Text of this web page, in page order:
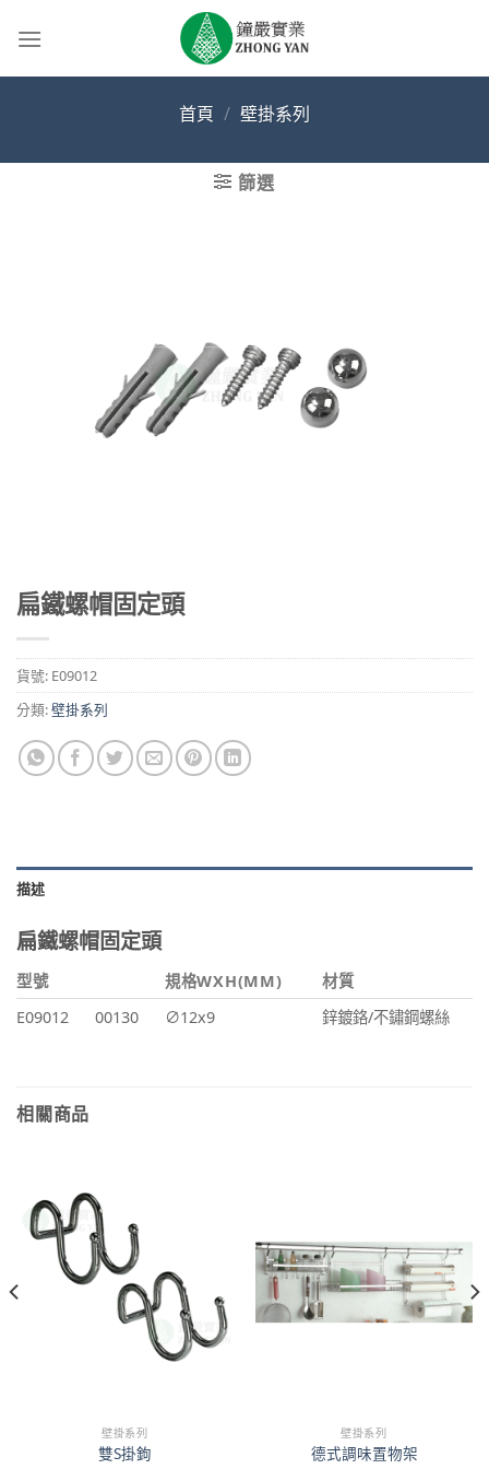
首頁 / 壁掛系列
篩選
扁鐵螺帽固定頭
貨號: E09012
分類:壁掛系列
描述
扁鐵螺帽固定頭
型號 規格WXH(MM)
材質
E09012
00130 ∅12x9 鋅鍍鉻/不鏽鋼螺絲
相關商品
壁掛系列
雙S掛鉤
壁掛系列
德式調味置物架